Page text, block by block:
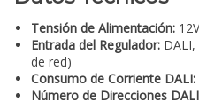
Tensión de Alimentación:
Entrada del Regulador:
de red)
Consumo de Corriente DALI:
Número de Direcciones